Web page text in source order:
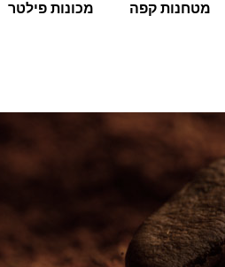
מטחנות קפה מכונות פילטר